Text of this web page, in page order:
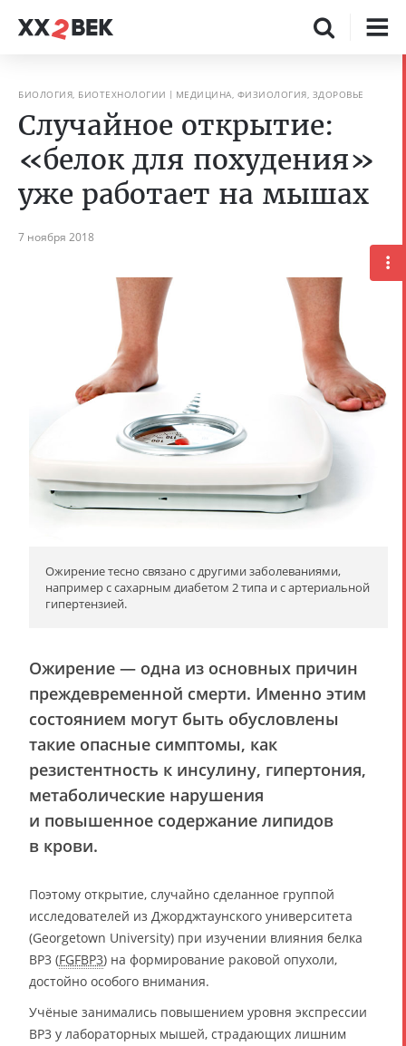
БИОЛОГИЯ, БИОТЕХНОЛОГИИ МЕДИЦИНА, ФИЗИОЛОГИЯ, ЗДОРОВЬЕ
Случайное открытие:
«белок для похудения»
уже работает на мышах
7 ноября 2018
Ожирение тесно связано с другими заболеваниями,
например с сахарным диабетом 2 типа и с артериальной
гипертензией.
Ожирение — одна из основных причин
преждевременной смерти. Именно этим
состоянием могут быть обусловлены
такие опасные симптомы, как
резистентность к инсулину, гипертония,
метаболические нарушения
и повышенное содержание липидов
в крови.
Поэтому открытие, случайно сделанное группой
исследователей из Джорджтаунского университета
(Georgetown University) при изучении влияния белка
BP3 (FGFBP3) на формирование раковой опухоли,
достойно особого внимания.
Учёные занимались повышением уровня экспрессии
BP3 у лабораторных мышей, страдающих лишним